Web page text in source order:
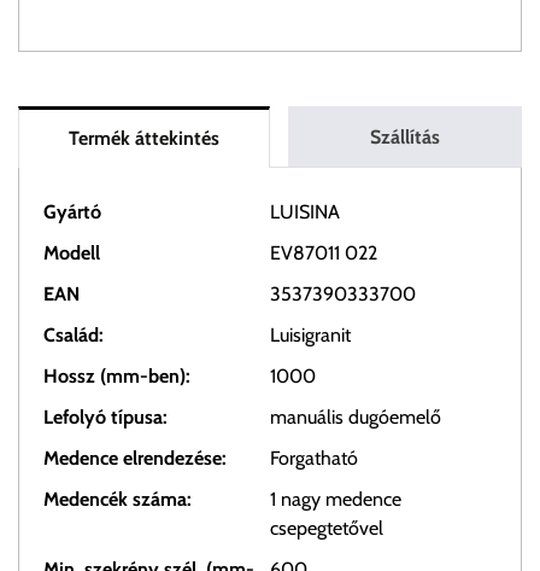
Termék áttekintés Szállítás
Gyártó
LUISINA
Modell
EV87011 022
EAN
3537390333700
Család:
Luisigranit
Hossz (mm-ben):
1000
Lefolyó típusa:
manuális dugóemelő
Medence elrendezése:
Forgatható
Medencék száma:
1 nagy medence
csepegtetővel